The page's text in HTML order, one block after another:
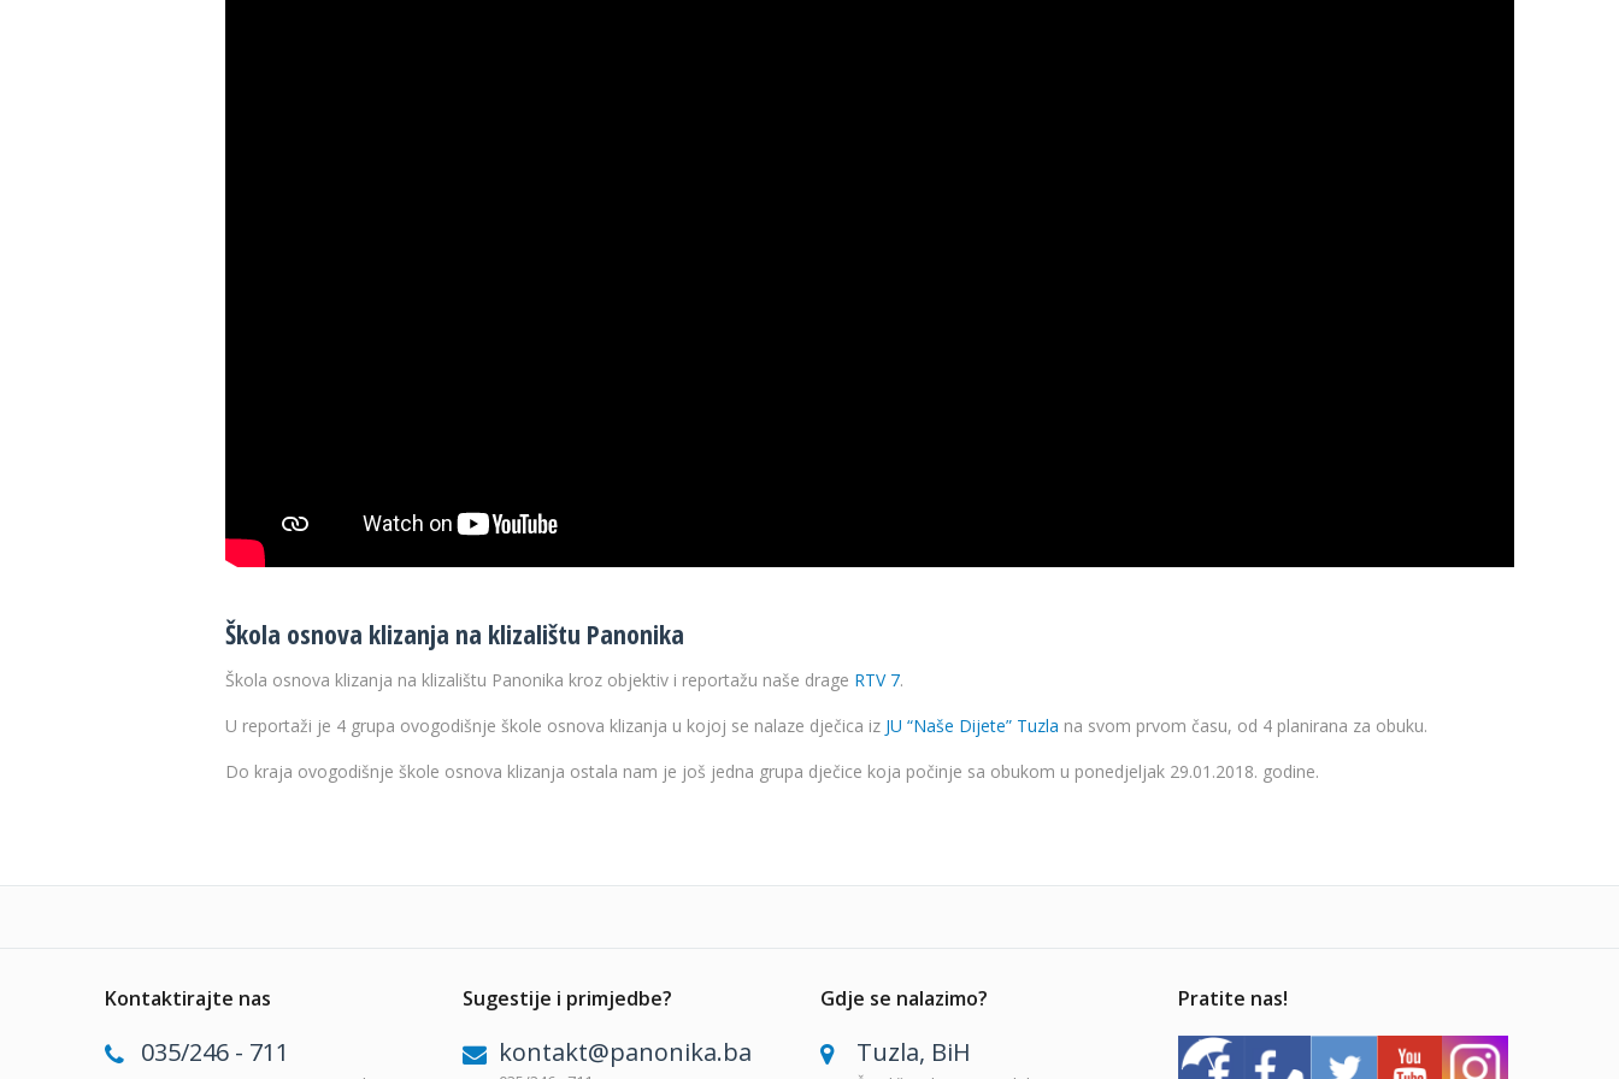
Škola osnova klizanja na klizalištu Panonika
Škola osnova klizanja na klizalištu Panonika kroz objektiv i reportažu naše drage RTV 7.
U reportaži je 4 grupa ovogodišnje škole osnova klizanja u kojoj se nalaze dječica iz JU “Naše Dijete” Tuzla na svom prvom času, od 4 planirana za obuku.
Do kraja ovogodišnje škole osnova klizanja ostala nam je još jedna grupa dječice koja počinje sa obukom u ponedjeljak 29.01.2018. godine.
Kontaktirajte nas
035/246 - 711
Sugestije i primjedbe?
kontakt@panonika.ba
Gdje se nalazimo?
Tuzla, BiH
Pratite nas!